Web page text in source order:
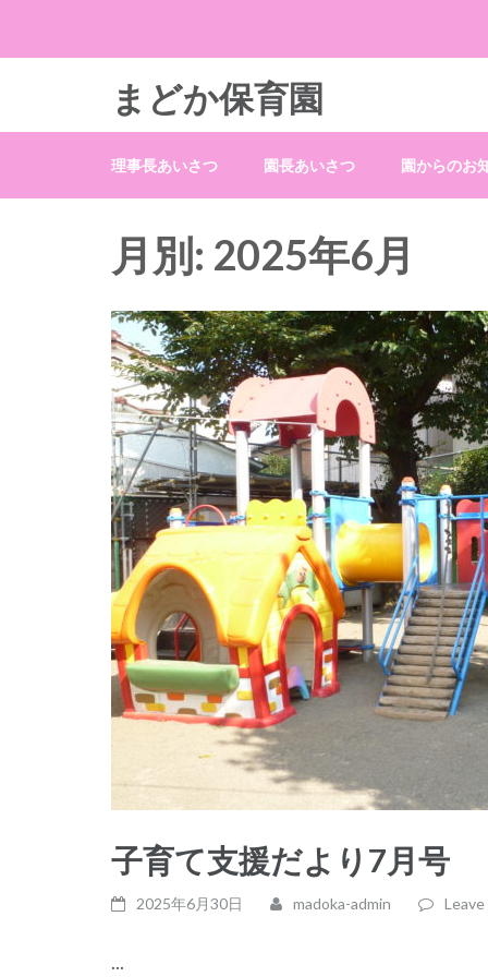
まどか保育園
理事長あいさつ 園長あいさつ 園からのお
月別: 2025年6月
子育て支援だより7月号
2025年6月30日 madoka-admin
...